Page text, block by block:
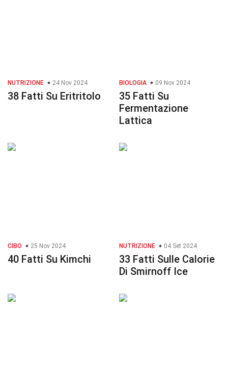
NUTRIZIONE 24 Nov 2024
38 Fatti Su Eritritolo
BIOLOGIA 09 Nov 2024
35 Fatti Su
Fermentazione
Lattica
CIBO 25 Nov 2024
40 Fatti Su Kimchi
NUTRIZIONE 04 Set 2024
33 Fatti Sulle Calorie
Di Smirnoff Ice